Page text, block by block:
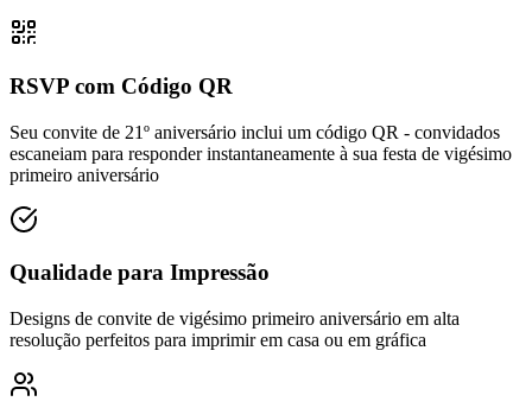
RSVP com Código QR
Seu convite de 21º aniversário inclui um código QR - convidados
escaneiam para responder instantaneamente à sua festa de vigésimo
primeiro aniversário
Qualidade para Impressão
Designs de convite de vigésimo primeiro aniversário em alta
resolução perfeitos para imprimir em casa ou em gráfica